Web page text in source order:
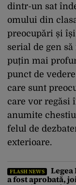
dintr-un sat
omului din
preocupări și
serial de gen
puțin mai
punct de
care sunt
care vor regăsi
anumite
felul de
exterioare.
FLASH NEWS
a fost aprobată,